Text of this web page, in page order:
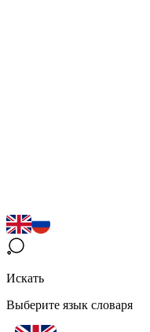
Искать
Выберите язык словаря